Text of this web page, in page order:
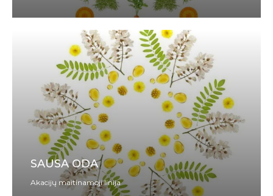
SAUSA ODA
Akacijų maitinamoji linija